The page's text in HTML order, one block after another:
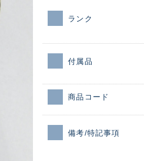
ランク
付属品
商品コード
備考/特記事項